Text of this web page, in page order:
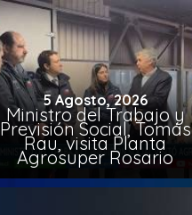
5 Agosto, 2026
Ministro del Trabajo y
Previsión Social, Tomás
Rau, visita Planta
Agrosuper Rosario